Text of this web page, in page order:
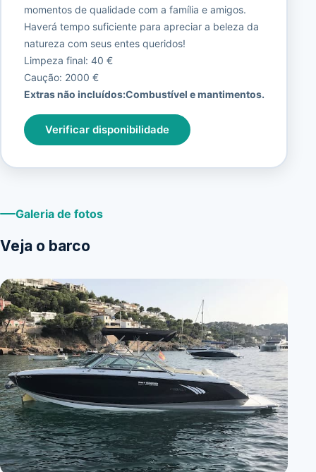
momentos de qualidade com a família e amigos.
Haverá tempo suficiente para apreciar a beleza da
natureza com seus entes queridos!
Limpeza final: 40 €
Caução: 2000 €
Extras não incluídos:Combustível e mantimentos.
Verificar disponibilidade
Galeria de fotos
Veja o barco